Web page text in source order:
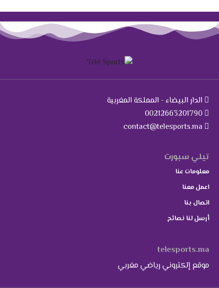
الدار البيضاء - المملكة المغربية
00212663201790
contact@telesports.ma
تيلي سبورت
معلومات عنا
اعمل معنا
اتصال بنا
أرسل لنا نصائح
telesports.ma
موقع إلكتروني رياضي مغربي